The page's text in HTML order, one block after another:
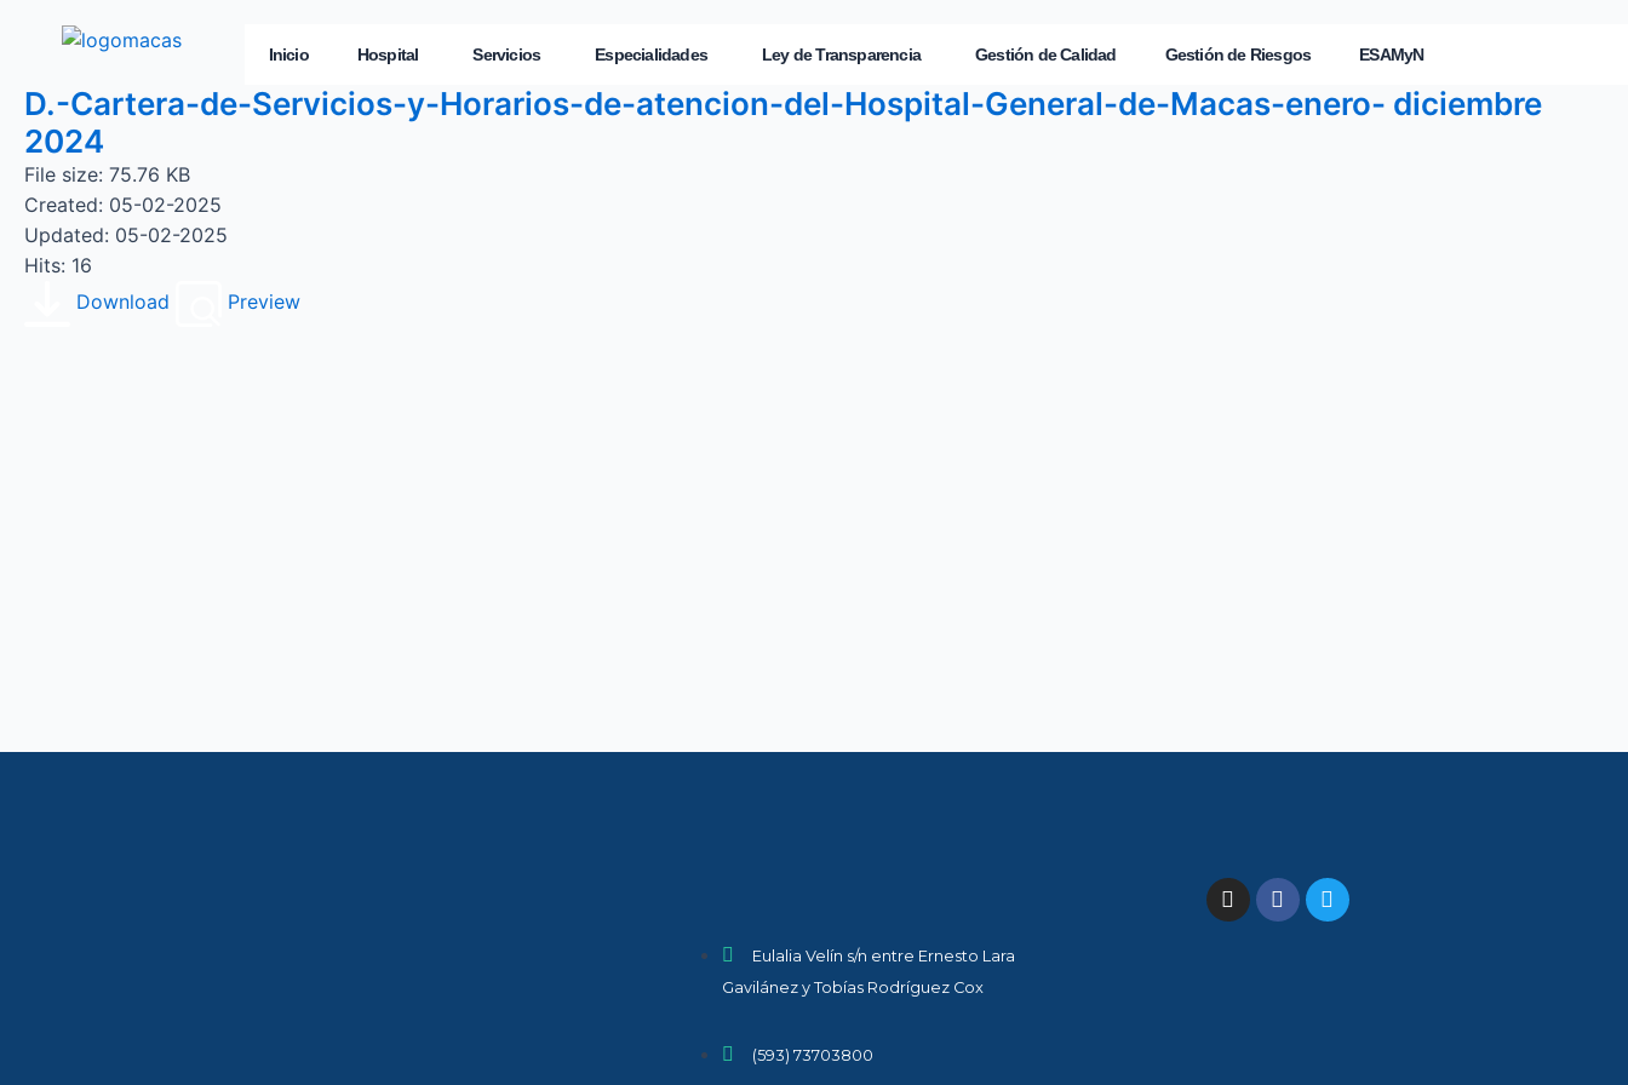
Inicio Hospital Servicios Especialidades Ley de Transparencia Gestión de Calidad Gestión de Riesgos ESAMyN
D.-Cartera-de-Servicios-y-Horarios-de-atencion-del-Hospital-General-de-Macas-enero- diciembre
2024
File size: 75.76 KB
Created: 05-02-2025
Updated: 05-02-2025
Hits: 16
Download
Preview
Eulalia Velín s/n entre Ernesto Lara
Gavilánez y Tobías Rodríguez Cox
(593) 73703800​